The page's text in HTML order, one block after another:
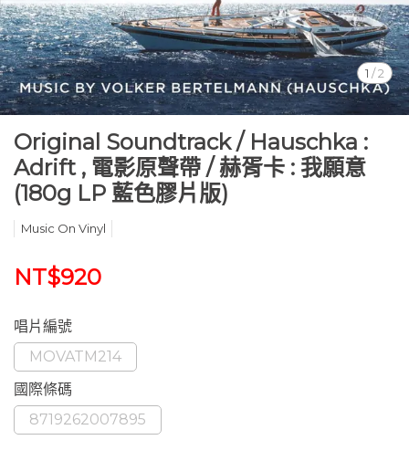
1 /2
Original Soundtrack / Hauschka :
Adrift , 電影原聲帶 / 赫胥卡 : 我願意
(180g LP 藍色膠片版)
Music On Vinyl
NT$920
唱片編號
MOVATM214
國際條碼
8719262007895